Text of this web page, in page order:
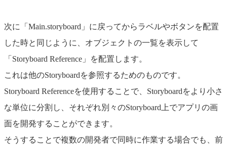
次に「Main.storyboard」に戻ってからラベルやボタンを配置
した時と同じように、オブジェクトの一覧を表示して
「Storyboard Reference」を配置します。
これは他のStoryboardを参照するためのものです。
Storyboard Referenceを使用することで、Storyboardをより小さ
な単位に分割し、それぞれ別々のStoryboard上でアプリの画
面を開発することができます。
そうすることで複数の開発者で同時に作業する場合でも、前